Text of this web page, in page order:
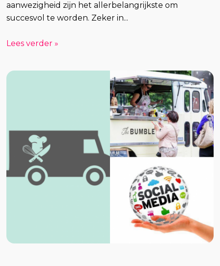
aanwezigheid zijn het allerbelangrijkste om
succesvol te worden. Zeker in...
Lees verder »